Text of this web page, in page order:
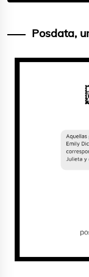
Posdata,